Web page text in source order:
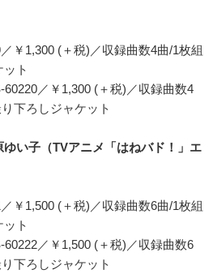
￥1,300 (＋税)／収録曲数4曲/1枚組
ト
60220／￥1,300 (＋税)／収録曲数4
下ろしジャケット
ゆい子（TVアニメ「はねバド！」エ
￥1,500 (＋税)／収録曲数6曲/1枚組
ト
60222／￥1,500 (＋税)／収録曲数6
下ろしジャケット